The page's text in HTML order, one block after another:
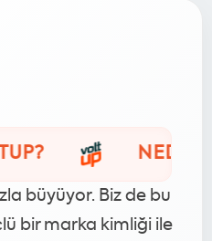
NEDEN
büyüyor. Biz de bu
bir marka kimliği ile